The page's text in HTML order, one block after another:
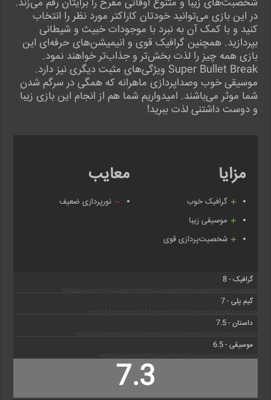
شخصبت‌های زیبا و متنوع اوقاتی مفرح را برایتان رقم می‌زند.
در این بازی می‌توانید خودتان کاراکتر مورد نظر را انتخاب
کنید و با کمک آن به نبرد با موجودات خبیث و شیطانی
بپردازید. همچنین گرافیک قوی و انیمیشن‌های حرفه‌ای این
بازی همه چیز را لذت بخش‌تر و جذاب‌تر خواهند نمود.
Super Bullet Break ویژگی‌های مثبت دیگری نیز دارد.
موسیقی خوب وصداپردازی ماهرانه که همگی در سرگم شدن
شما موثر می‌باشند. امیدواریم شما هم از انجام این بازی زیبا
و دوست داشتنی لذت ببرید!
مزایا
گرافیک خوب
موسیقی زیبا
شخصیت‌پردازی قوی
معایب
نورپردازی ضعیف
گرافیک - 8
گیم پلی - 7
داستان - 7.5
موسیقی - 6.5
7.3